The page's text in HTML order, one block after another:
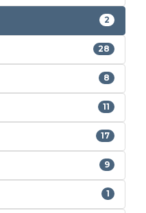
2
28
8
11
17
9
1